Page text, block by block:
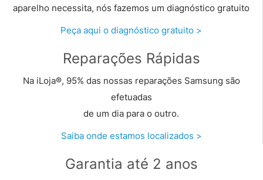
aparelho necessita, nós fazemos um diagnóstico gratuito
Peça aqui o diagnóstico gratuito >
Reparações Rápidas
Na iLoja®, 95% das nossas reparações Samsung são
efetuadas
de um dia para o outro.
Saiba onde estamos localizados >
Garantia até 2 anos